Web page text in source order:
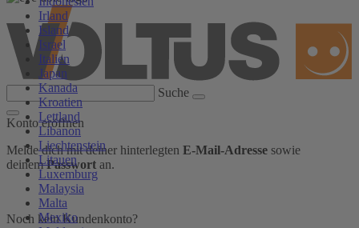
Irland
Island
Israel
Italien
Japan
Kanada
Kroatien
Lettland
Libanon
Liechtenstein
Litauen
Luxemburg
Malaysia
Malta
Mexiko
Suche
Konto eröffnen
Melde dich mit deiner hinterlegten E-Mail-Adresse sowie
deinemPasswort an.
Noch kein Kundenkonto?